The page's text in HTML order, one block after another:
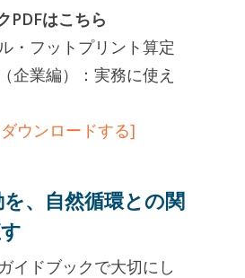
PDFはこちら
・フットプリント算定
企業編）：実務に使え
ウンロードする]
、自然循環との関
イドブックで大切にし